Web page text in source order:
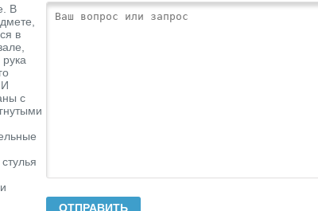
В
в
рука
с